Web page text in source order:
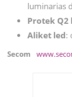
luminarias
Protek Q2
Aliket led:
Secom